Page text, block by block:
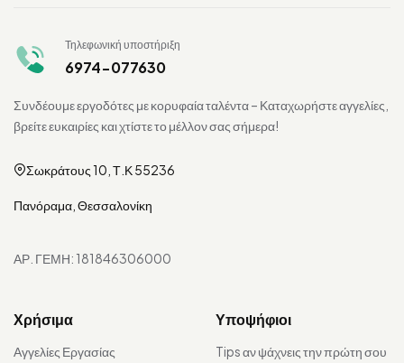
Τηλεφωνική υποστήριξη
6974-077630
Συνδέουμε εργοδότες με κορυφαία ταλέντα – Καταχωρήστε αγγελίες,
βρείτε ευκαιρίες και χτίστε το μέλλον σας σήμερα!
Σωκράτους 10, Τ.Κ 55236
Πανόραμα, Θεσσαλονίκη
ΑΡ. ΓΕΜΗ: 181846306000
Χρήσιμα
Αγγελίες Εργασίας
Υποψήφιοι
Tips αν ψάχνεις την πρώτη σου